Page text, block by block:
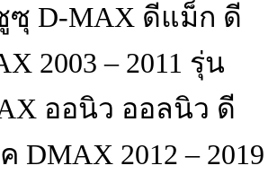
ซุ D-MAX ดีแม็ก ดี
2003 – 2011 รุ่น
ออนิว ออลนิว ดี
DMAX 2012 – 2019